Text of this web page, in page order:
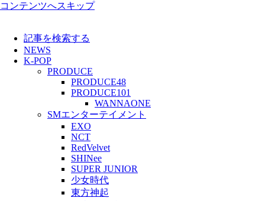
コンテンツへスキップ
記事を検索する
NEWS
K-POP
PRODUCE
PRODUCE48
PRODUCE101
WANNAONE
SMエンターテイメント
EXO
NCT
RedVelvet
SHINee
SUPER JUNIOR
少女時代
東方神起